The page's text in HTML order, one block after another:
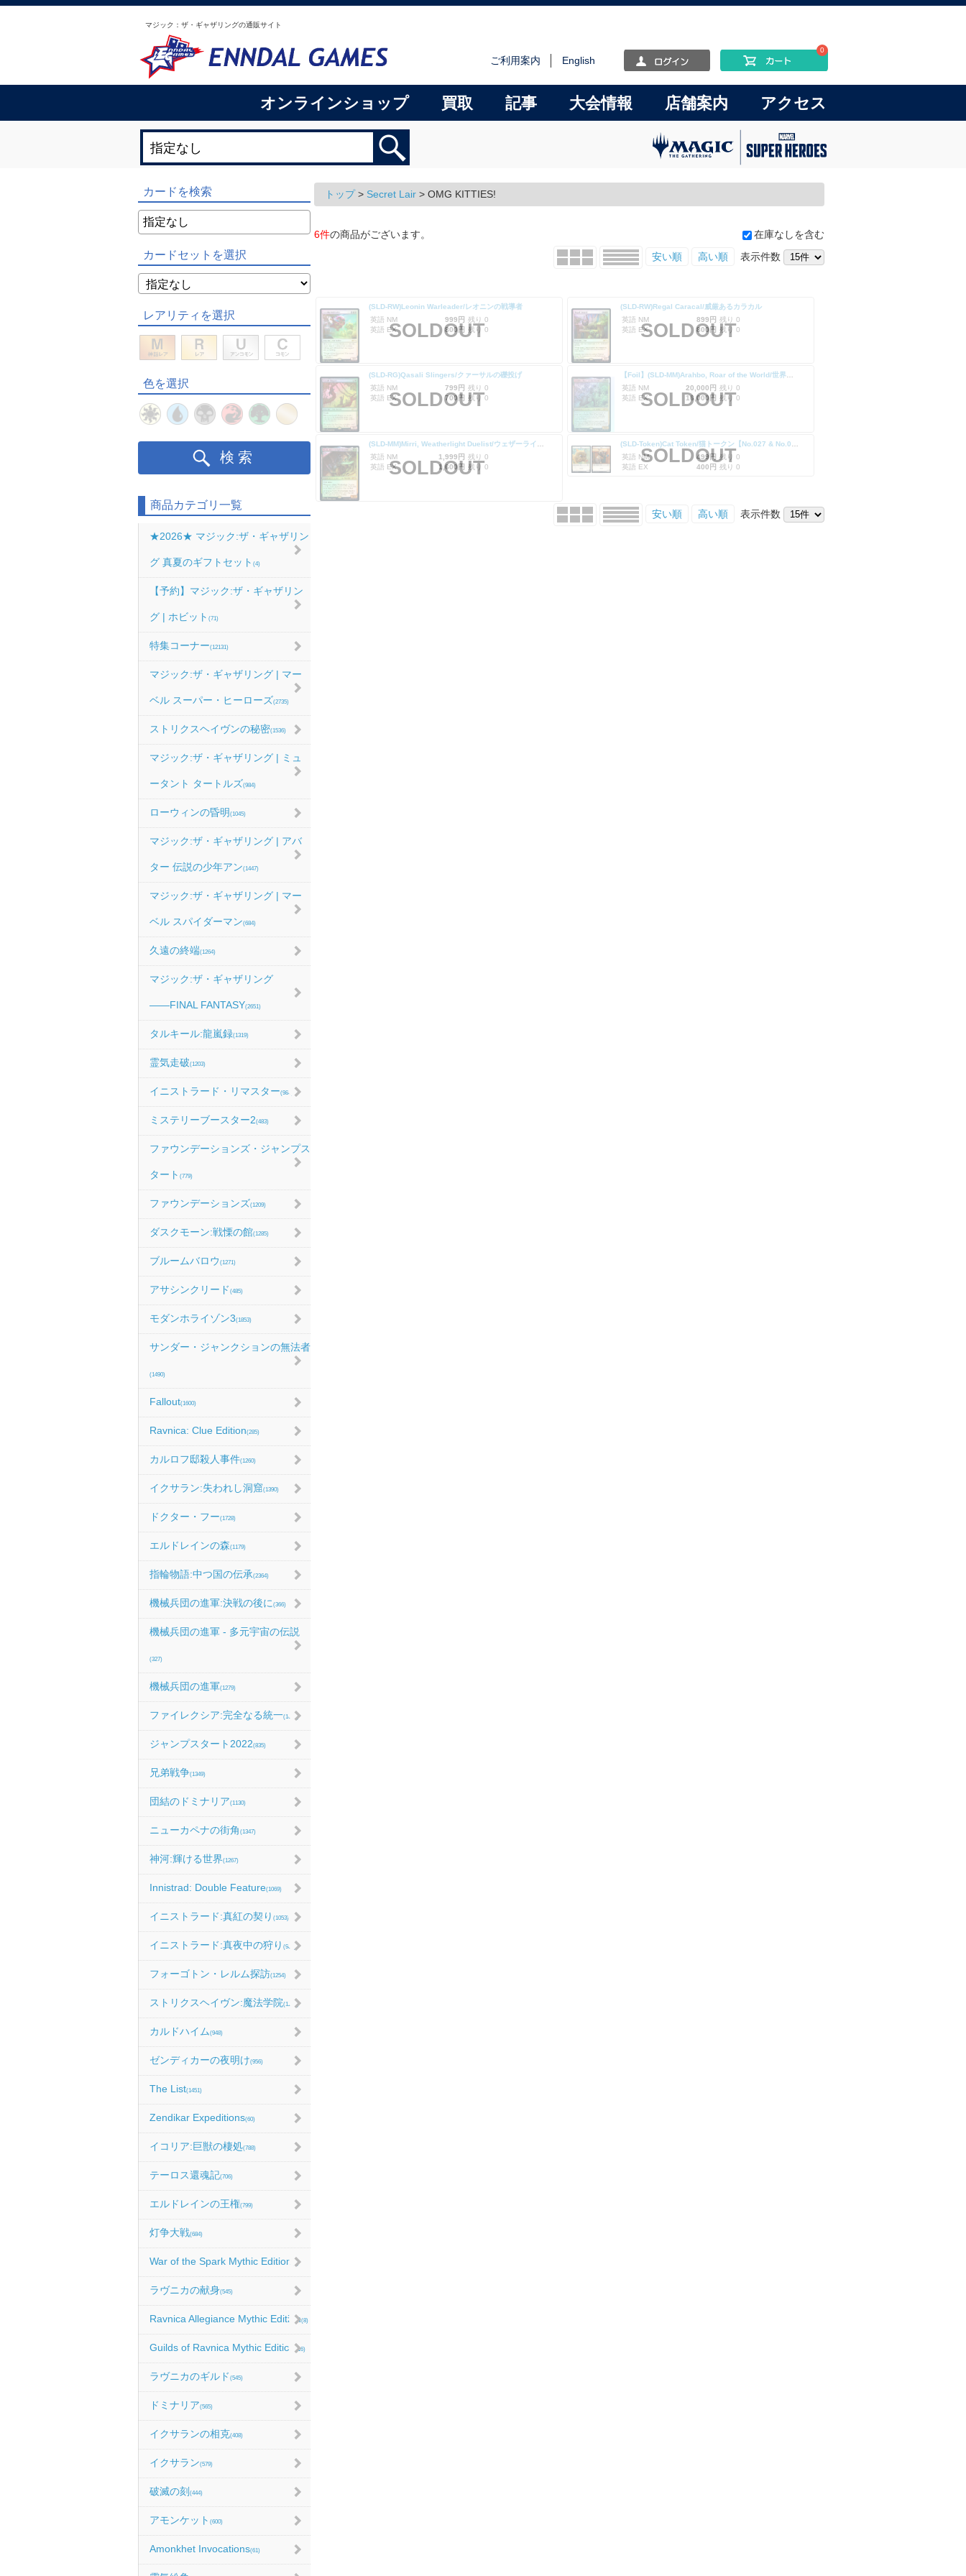
マジック：ザ・ギャザリングの通販サイト
ご利用案内 English
0
オンラインショップ 買取 記事 大会情報 店舗案内 アクセス
カードを検索
カードセットを選択
レアリティを選択
色を選択
検索
商品カテゴリ一覧
★2026★ マジック:ザ・ギャザリン
グ 真夏のギフトセット (4)
【予約】マジック:ザ・ギャザリン
グ | ホビット (71)
特集コーナー(12131)
マジック:ザ・ギャザリング | マー
ベル スーパー・ヒーローズ(2735)
ストリクスヘイヴンの秘密(1536)
マジック:ザ・ギャザリング | ミュ
ータント タートルズ(984)
ローウィンの昏明 (1045)
マジック:ザ・ギャザリング | アバ
ター 伝説の少年アン(1447)
マジック:ザ・ギャザリング | マー
ベル スパイダーマン(684)
久遠の終端(1264)
マジック:ザ・ギャザリング
――FINAL FANTASY(2651)
タルキール:龍嵐録(1319)
霊気走破(1203)
イニストラード・リマスター(984)
ミステリーブースター2(483)
ファウンデーションズ・ジャンプス
タート (779)
ファウンデーションズ(1209)
ダスクモーン:戦慄の館(1285)
ブルームバロウ (1271)
アサシンクリード (485)
モダンホライゾン3(1853)
サンダー・ジャンクションの無法者
(1490)
Fallout(1600)
Ravnica: Clue Edition(285)
カルロフ邸殺人事件(1260)
イクサラン:失われし洞窟(1390)
ドクター・フー(1728)
エルドレインの森(1179)
指輪物語:中つ国の伝承(2364)
機械兵団の進軍:決戦の後に (366)
機械兵団の進軍 - 多元宇宙の伝説
(327)
機械兵団の進軍(1279)
ファイレクシア:完全なる統一(1067)
ジャンプスタート2022(835)
兄弟戦争(1349)
団結のドミナリア(1130)
ニューカペナの街角 (1347)
神河:輝ける世界(1267)
Innistrad: Double Feature(1069)
イニストラード:真紅の契り (1053)
イニストラード:真夜中の狩り (986)
フォーゴトン・レルム探訪(1254)
ストリクスヘイヴン:魔法学院(1214)
カルドハイム (948)
ゼンディカーの夜明け(956)
The List(1451)
Zendikar Expeditions(60)
イコリア:巨獣の棲処(788)
テーロス還魂記(706)
エルドレインの王権(799)
灯争大戦(684)
War of the Spark Mythic Edition (9)
ラヴニカの献身(545)
Ravnica Allegiance Mythic Edition(8)
Guilds of Ravnica Mythic Edition(16)
ラヴニカのギルド (545)
ドミナリア(565)
イクサランの相克(408)
イクサラン(579)
破滅の刻 (444)
アモンケット (600)
Amonkhet Invocations(61)
トップ> Secret Lair > OMG KITTIES!
6件の商品がございます。
在庫なしを含む
安い順
高い順 表示件数
(SLD-RW)Leonin Warleader/レオニンの戦導者
英語 NM
999円 残り 0
英語 EX
800円 残り 0
SOLDOUT
(SLD-RW)Regal Caracal/威厳あるカラカル
英語 NM
899円 残り 0
英語 EX
800円 残り 0
SOLDOUT
(SLD-RG)Qasali Slingers/クァーサルの礫投げ
英語 NM
799円 残り 0
英語 EX
700円 残り 0
SOLDOUT
【Foil】(SLD-MM)Arahbo, Roar of the World/世界の咆哮、アラーボ
英語 NM
20,000円 残り 0
英語 EX
16,000円 残り 0
SOLDOUT
英語 NM
1,999円 残り 0
英語 EX
1,600円 残り 0
SOLDOUT
英語 NM
499円 残り 0
英語 EX
400円 残り 0
SOLDOUT
安い順 高い順 表示件数